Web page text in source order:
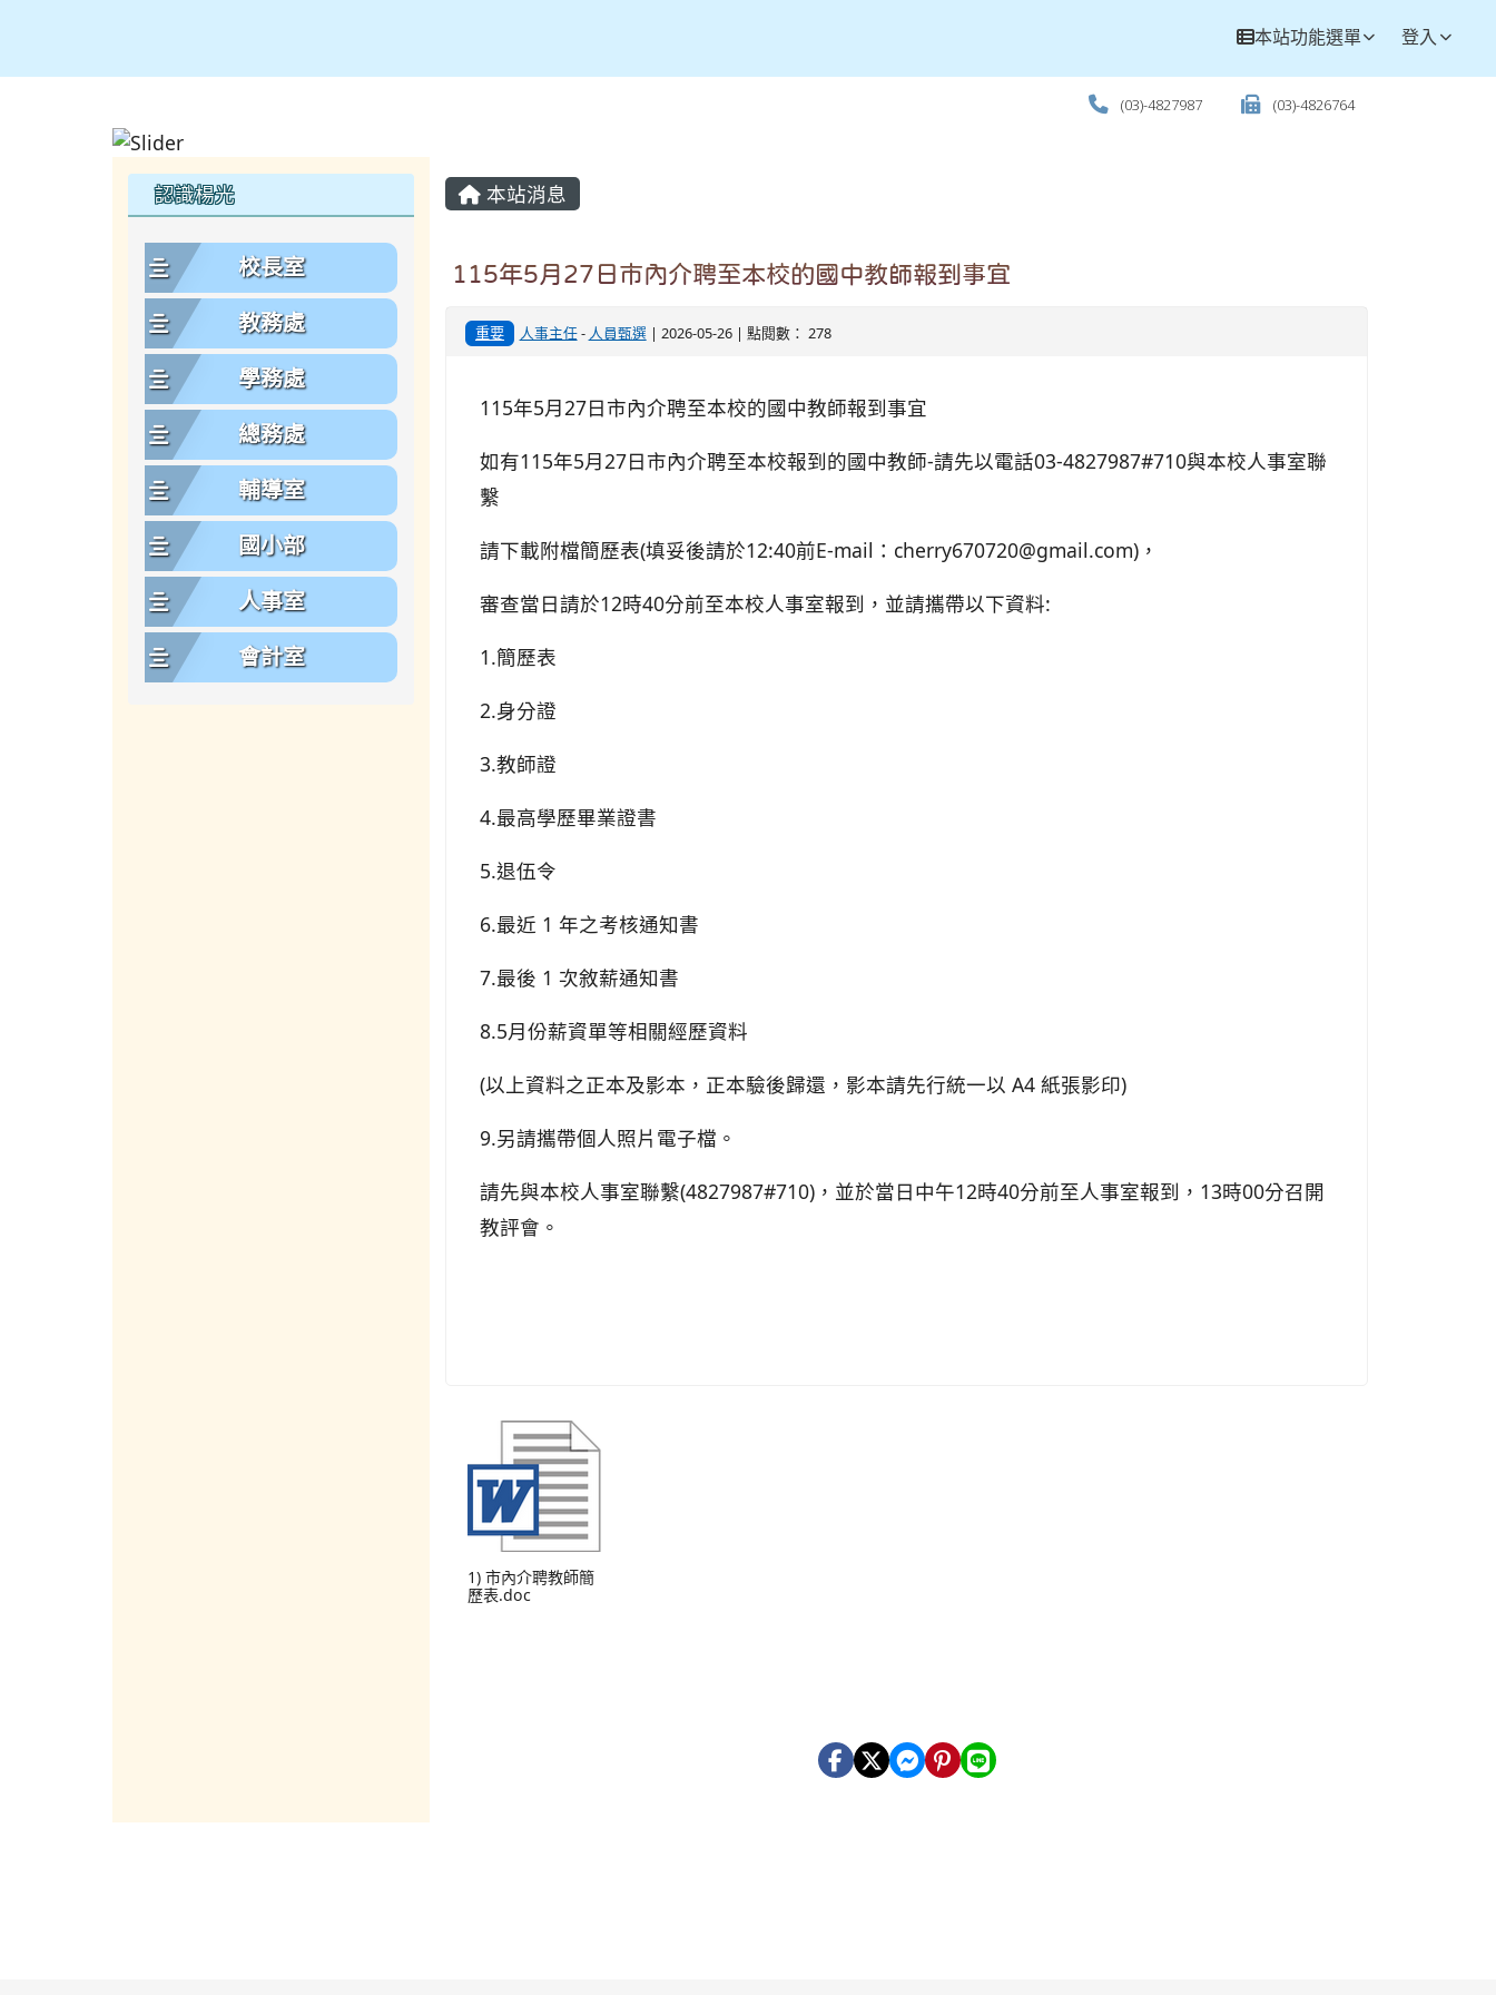
本站功能選單 登入
(03)-4827987 (03)-4826764
左邊區域內容
認識楊光
校長室
教務處
學務處
總務處
輔導室
國小部
人事室
會計室
主內容區域
本站消息
115年5月27日市內介聘至本校的國中教師報到事宜
重要 人事主任- 人員甄選| 2026-05-26 | 點閱數： 278
115年5月27日市內介聘至本校的國中教師報到事宜
如有115年5月27日市內介聘至本校報到的國中教師-請先以電話03-4827987#710與本校人事室聯
繫
請下載附檔簡歷表(填妥後請於12:40前E-mail：cherry670720@gmail.com)，
審查當日請於12時40分前至本校人事室報到，並請攜帶以下資料:
1.簡歷表
2.身分證
3.教師證
4.最高學歷畢業證書
5.退伍令
6.最近 1 年之考核通知書
7.最後 1 次敘薪通知書
8.5月份薪資單等相關經歷資料
(以上資料之正本及影本，正本驗後歸還，影本請先行統一以 A4 紙張影印)
9.另請攜帶個人照片電子檔。
請先與本校人事室聯繫(4827987#710)，並於當日中午12時40分前至人事室報到，13時00分召開
教評會。
1) 市內介聘教師簡
歷表.doc